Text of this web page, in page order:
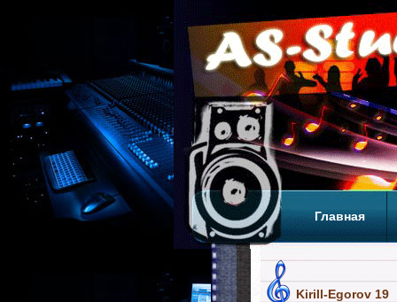
Главная
Kirill-Egorov 19